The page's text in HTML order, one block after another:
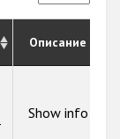
Описание
Show info